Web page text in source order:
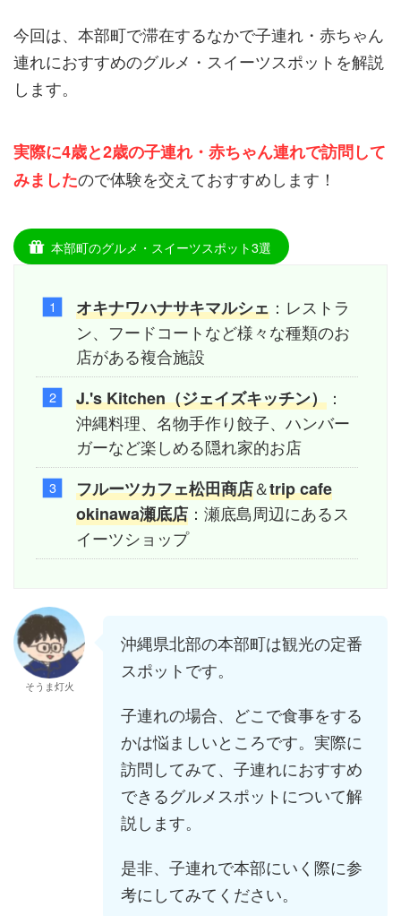
今回は、本部町で滞在するなかで子連れ・赤ちゃん
連れにおすすめのグルメ・スイーツスポットを解説
します。
実際に4歳と2歳の子連れ・赤ちゃん連れで訪問して
みましたので体験を交えておすすめします！
本部町のグルメ・スイーツスポット3選
オキナワハナサキマルシェ ：レストラ
ン、フードコートなど様々な種類のお
店がある複合施設
J.'s Kitchen（ジェイズキッチン） ：
沖縄料理、名物手作り餃子、ハンバー
ガーなど楽しめる隠れ家的お店
フルーツカフェ松田商店＆trip cafe
okinawa瀬底店 ：瀬底島周辺にあるス
イーツショップ
そうま灯火
沖縄県北部の本部町は観光の定番
スポットです。
子連れの場合、どこで食事をする
かは悩ましいところです。実際に
訪問してみて、子連れにおすすめ
できるグルメスポットについて解
説します。
是非、子連れで本部にいく際に参
考にしてみてください。